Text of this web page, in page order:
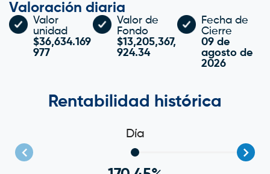
Valoración diaria
Valor
unidad
$36,634.169
977
Valor de
Fondo
$13,205,367,
924.34
Fecha de
Cierre
09 de
agosto de
2026
Rentabilidad histórica
Día